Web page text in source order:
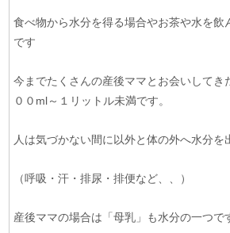
食べ物から水分を得る場合やお茶や水を飲
です
今までたくさんの産後ママとお会いしてき
００ml～１リットル未満です。
人は気づかない間に以外と体の外へ水分を
（呼吸・汗・排尿・排便など、、）
産後ママの場合は「母乳」も水分の一つで